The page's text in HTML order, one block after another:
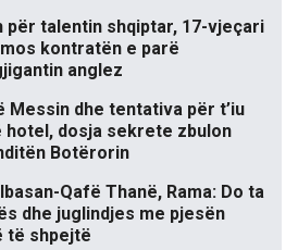
për talentin shqiptar, 17-vjeçari
kontratën e parë
anglez
Messin dhe tentativa për t’iu
hotel, dosja sekrete zbulon
Botërorin
Qafë Thanë, Rama: Do ta
dhe juglindjes me pjesën
të shpejtë